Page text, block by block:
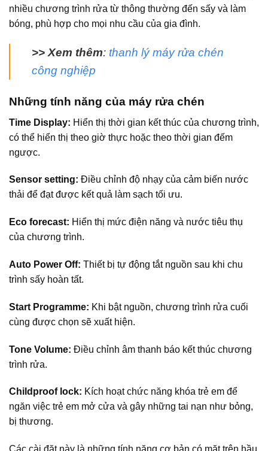
nhiều chương trình rửa từ thông thường đến sấy và làm
bóng, phù hợp cho mọi nhu cầu của gia đình.
>> Xem thêm: thanh lý máy rửa chén
công nghiệp
Những tính năng của máy rửa chén
Time Display: Hiển thị thời gian kết thúc của chương trình,
có thể hiển thị theo giờ thực hoặc theo thời gian đếm
ngược.
Sensor setting: Điều chỉnh độ nhạy của cảm biến nước
thải để đạt được kết quả làm sạch tối ưu.
Eco forecast: Hiển thị mức điện năng và nước tiêu thụ
của chương trình.
Auto Power Off: Thiết bị tự động tắt nguồn sau khi chu
trình sấy hoàn tất.
Start Programme: Khi bật nguồn, chương trình rửa cuối
cùng được chọn sẽ xuất hiện.
Tone Volume: Điều chỉnh âm thanh báo kết thúc chương
trình rửa.
Childproof lock: Kích hoạt chức năng khóa trẻ em để
ngăn việc trẻ em mở cửa và gây những tai nạn như bỏng,
bị thương.